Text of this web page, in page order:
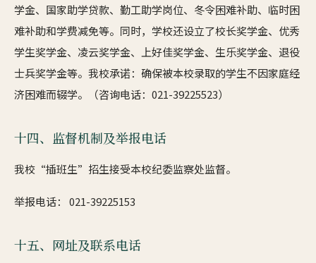
学金、国家助学贷款、勤工助学岗位、冬令困难补助、临时困
难补助和学费减免等。同时，学校还设立了校长奖学金、优秀
学生奖学金、凌云奖学金、上好佳奖学金、生乐奖学金、退役
士兵奖学金等。我校承诺：确保被本校录取的学生不因家庭经
济困难而辍学。（咨询电话：021-39225523）
十四、监督机制及举报电话
我校“插班生”招生接受本校纪委监察处监督。
举报电话： 021-39225153
十五、网址及联系电话